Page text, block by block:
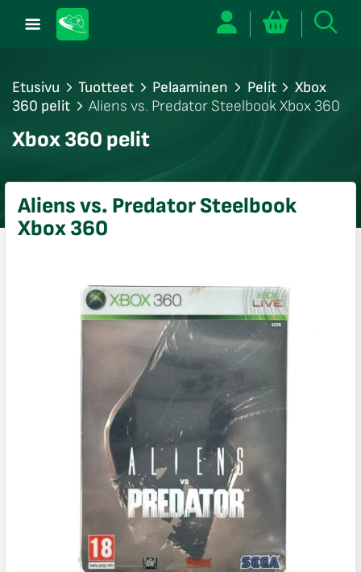
Etusivu Tuotteet Pelaaminen Pelit
Xbox
360 pelit
Aliens vs. Predator Steelbook Xbox 360
Xbox 360 pelit
Aliens vs. Predator Steelbook
Xbox 360
sulje
sulje